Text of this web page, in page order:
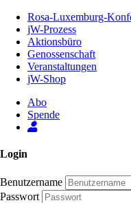
Inhalt
Seite
Rosa-Luxemburg-
jW-Prozess
Aktionsbüro
Genossenschaft
Veranstaltungen
jW-Shop
Abo
Spende
Login
Benutzername
Passwort